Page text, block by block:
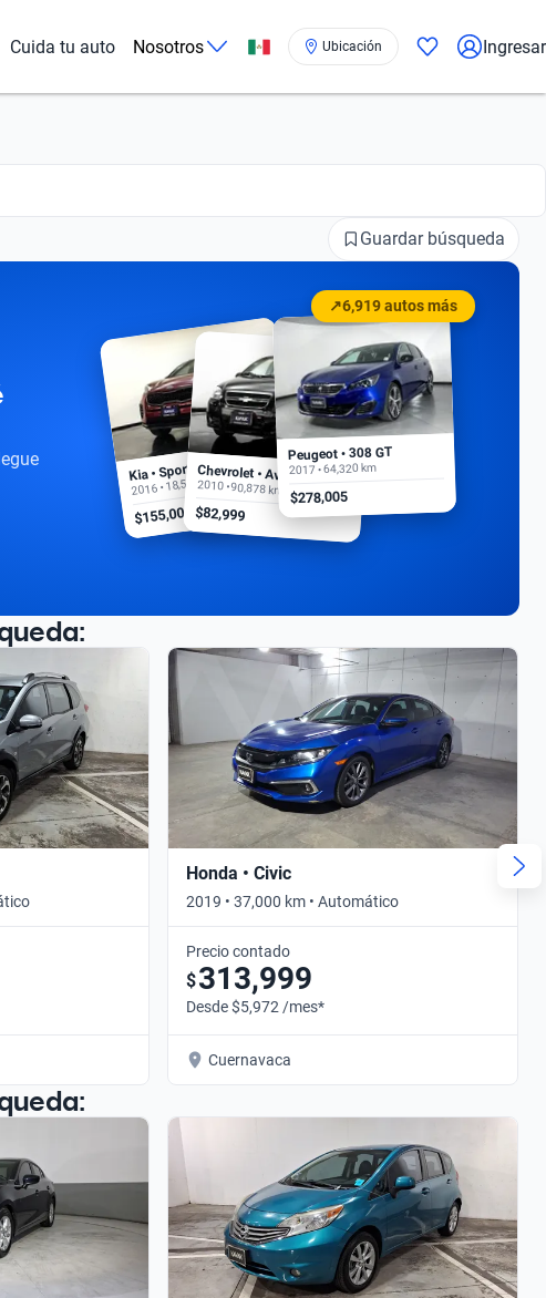
Cuida tu auto Nosotros Ubicación Ingresar
Guardar búsqueda
↗6,919 autos más
Kia • Sportage EX
2016 • 18,500 km
$155,000
Chevrolet • Aveo
2010 • 90,878 km
$82,999
Peugeot • 308 GT
2017 • 64,320 km
$278,005
Honda • Civic
2019 • 37,000 km • Automático
Precio contado
$313,999
Desde $5,972 /mes*
Cuernavaca